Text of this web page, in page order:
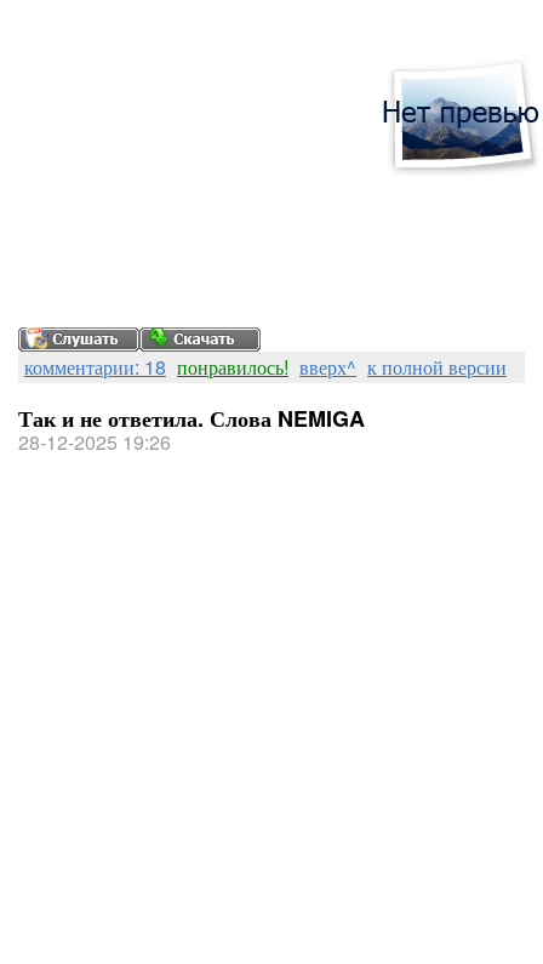
комментарии: 18 понравилось! вверх^ к полной версии
Так и не ответила. Слова NEMIGA
28-12-2025 19:26